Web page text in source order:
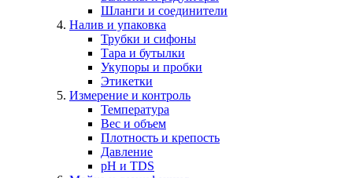
Шланги и соединители
Налив и упаковка
Трубки и сифоны
Тара и бутылки
Укупоры и пробки
Этикетки
Измерение и контроль
Температура
Вес и объем
Плотность и крепость
Давление
pH и TDS